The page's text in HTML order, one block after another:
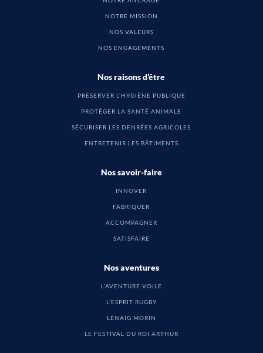
NOTRE MISSION
NOS VALEURS
NOS ENGAGEMENTS
Nos raisons d’être
PRÉSERVER L’HYGIÈNE PUBLIQUE
PROTÉGER LA SANTÉ ANIMALE
SÉCURISER LES DENRÉES AGRICOLES
ENTRETENIR LES BÂTIMENTS
Nos savoir-faire
INNOVER
FABRIQUER
ACCOMPAGNER
SATISFAIRE
Nos aventures
L’AVENTURE VOILE
L’ESPRIT RUGBY
LÉNAÏG MORIN
LE FESTIVAL DU ROI ARTHUR